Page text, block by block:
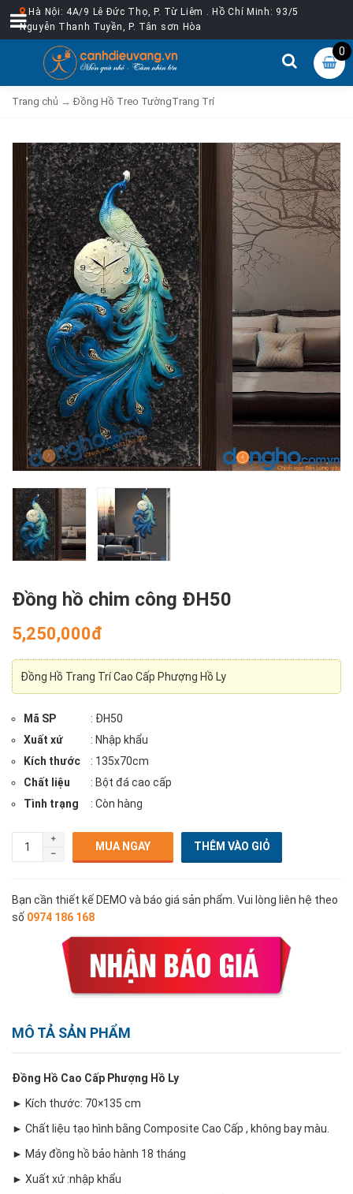
Hà Nội: 4A/9 Lê Đức Thọ, P. Từ Liêm . Hồ Chí Minh: 93/5
Nguyễn Thanh Tuyền, P. Tân sơn Hòa
0
Trang chủ → Đồng Hồ Treo TườngTrang Trí
Đồng hồ chim công ĐH50
5,250,000đ
Đồng Hồ Trang Trí Cao Cấp Phượng Hồ Ly
Mã SP
: ĐH50
Xuất xứ
: Nhập khẩu
Kích thước
: 135x70cm
Chất liệu
: Bột đá cao cấp
Tình trạng
: Còn hàng
MUA NGAY
Bạn cần thiết kế DEMO và báo giá sản phẩm. Vui lòng liên hệ theo
số 0974 186 168
MÔ TẢ SẢN PHẨM
Đồng Hồ Cao Cấp Phượng Hồ Ly
► Kích thước: 70×135 cm
► Chất liệu tạo hình bằng Composite Cao Cấp , không bay màu.
► Máy đồng hồ bảo hành 18 tháng
► Xuất xứ :nhập khẩu